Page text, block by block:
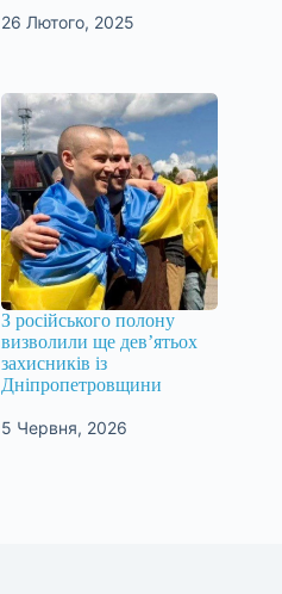
26 Лютого, 2025
З російського полону
визволили ще дев’ятьох
захисників із
Дніпропетровщини
5 Червня, 2026